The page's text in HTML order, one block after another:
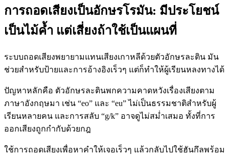
การถอดเสียงเป็นอักษรโรมัน: มีประโยชน์
เป็นไม้ค้ำ แต่เสี่ยงถ้าใช้เป็นแผนที่
ระบบถอดเสียงพยายามแทนเสียงเกาหลีด้วยตัวอักษรละติน มัน
ช่วยสำหรับป้ายและการอ้างอิงเร็วๆ แต่ก็ทำให้ผู้เรียนหลงทางได้
ปัญหาหลักคือ ตัวอักษรละตินพกความคาดหวังเรื่องเสียงตาม
ภาษาอังกฤษมา เช่น “eo” และ “eu” ไม่เป็นธรรมชาติสำหรับผู้
เรียนหลายคน และการสลับ “g/k” อาจดูไม่สม่ำเสมอ ทั้งที่การ
ออกเสียงถูกกำกับด้วยกฎ
ใช้การถอดเสียงเพื่อหาคำให้เจอเร็วๆ แล้วกลับไปใช้ฮันกึลพร้อม